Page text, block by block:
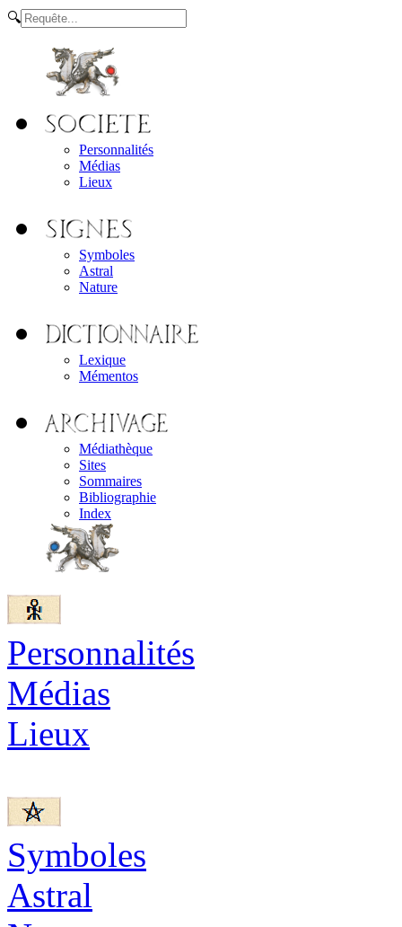
🔍
Personnalités
Médias
Lieux
Symboles
Astral
Nature
Lexique
Mémentos
Médiathèque
Sites
Sommaires
Bibliographie
Index
Personnalités
Médias
Lieux
Symboles
Astral